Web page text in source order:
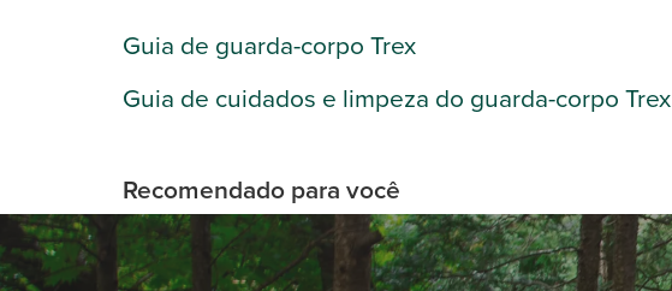
Guia de guarda-corpo Trex
Guia de cuidados e limpeza do guarda-corpo Trex
Recomendado para você